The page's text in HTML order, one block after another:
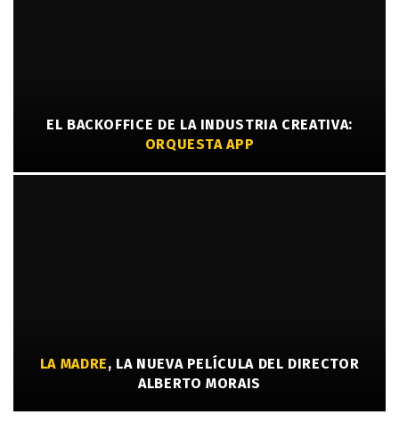
EL BACKOFFICE DE LA INDUSTRIA CREATIVA:
ORQUESTA APP
LA MADRE, LA NUEVA PELÍCULA DEL DIRECTOR
ALBERTO MORAIS